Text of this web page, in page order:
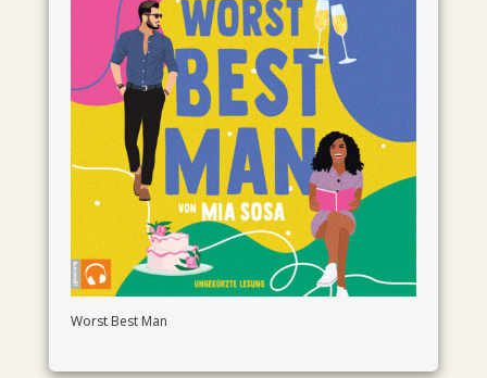
Worst Best Man